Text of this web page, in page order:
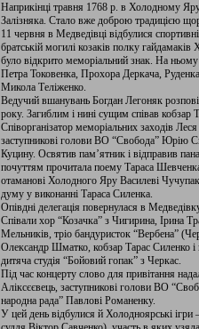
Наприкінці травня 1768 р. в Холодному
Залізняка. Стало вже доброю традицією
11 червня в Медведівці відбулися
братській могилі козаків полку
було відкрито меморіальний знак. На
Петра Токовенка, Прохора Деркача,
Микола Теліженко.
Ведучий вшанувань Богдан Легоняк
року. Загиблим і нині сущим співав кобзар
Співорганізатор меморіальних заходів
заступникові голови ВО “Свобода” Юрію
Куцину. Освятив пам’ятник і відправив
почуттям прочитала поему Тараса
отаманові Холодного Яру Василеві
думу у виконанні Тараса Силенка.
Опівдні делегація повернулася в
Співали хор “Козачка” з Чигирина, Ірина
Мельників, тріо бандуристок “Вербена”
Олександр Шматко, кобзар Тарас Силенко
дитяча студія “Бойовий гопак” з Черкас.
Під час концерту слово для привітання
Аліксєєвець, заступникові голови ВО
народна рада” Павлові Романенку.
У цей день відбулися й Холодноярські ігри